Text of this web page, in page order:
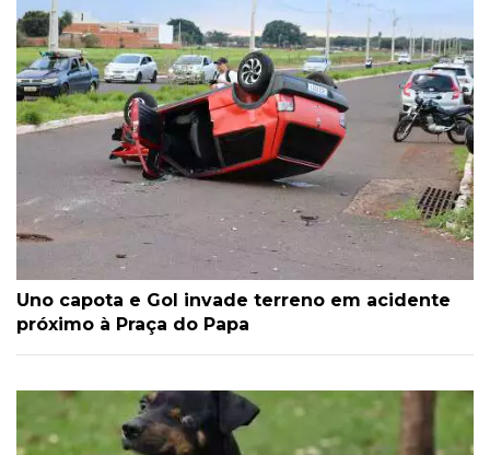
Uno capota e Gol invade terreno em acidente
próximo à Praça do Papa